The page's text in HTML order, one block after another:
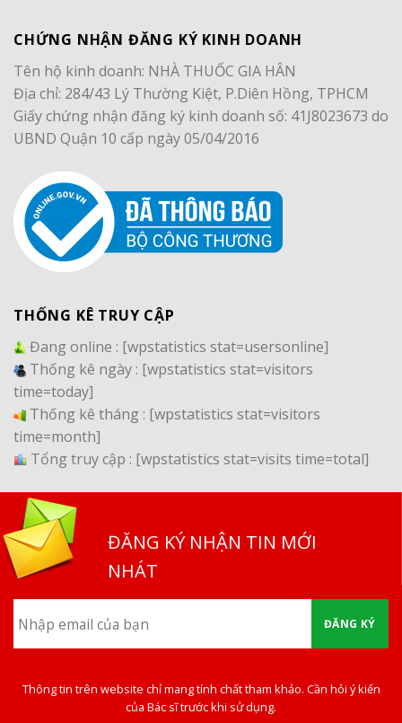
CHỨNG NHẬN ĐĂNG KÝ KINH DOANH
Tên hộ kinh doanh: NHÀ THUỐC GIA HÂN
Địa chỉ: 284/43 Lý Thường Kiệt, P.Diên Hồng, TPHCM
Giấy chứng nhận đăng ký kinh doanh số: 41J8023673 do
UBND Quận 10 cấp ngày 05/04/2016
THỐNG KÊ TRUY CẬP
Đang online : [wpstatistics stat=usersonline]
Thống kê ngày : [wpstatistics stat=visitors
time=today]
Thống kê tháng : [wpstatistics stat=visitors
time=month]
Tổng truy cập : [wpstatistics stat=visits time=total]
ĐĂNG KÝ NHẬN TIN MỚI
NHÁT
ĐĂNG KÝ
Thông tin trên website chỉ mang tính chất tham khảo. Cần hỏi ý kiến
của Bác sĩ trước khi sử dụng.